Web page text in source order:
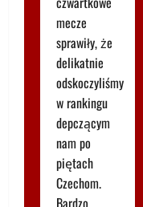
mecze
sprawiły, że
delikatnie
odskoczyliśmy
w rankingu
depczącym
nam po
piętach
Czechom.